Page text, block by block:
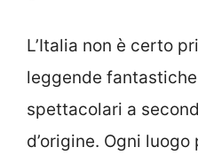
L’Italia non è certo
leggende
spettacolari a
d’origine. Ogni